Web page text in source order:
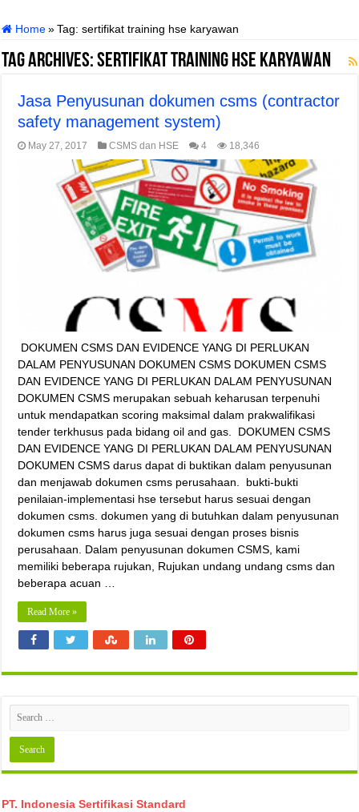
Home » Tag:sertifikat training hse karyawan
Tag Archives:sertifikat training hse karyawan
Jasa Penyusunan dokumen csms (contractor
safety management system)
May 27, 2017 CSMS dan HSE 4 18,346
DOKUMEN CSMS DAN EVIDENCE YANG DI PERLUKAN
DALAM PENYUSUNAN DOKUMEN CSMS DOKUMEN CSMS
DAN EVIDENCE YANG DI PERLUKAN DALAM PENYUSUNAN
DOKUMEN CSMS merupakan sebuah keharusan terpenuhi
untuk mendapatkan scoring maksimal dalam prakwalifikasi
tender terkhusus pada bidang oil and gas. DOKUMEN CSMS
DAN EVIDENCE YANG DI PERLUKAN DALAM PENYUSUNAN
DOKUMEN CSMS darus dapat di buktikan dalam penyusunan
dan menjawab dokumen csms perusahaan. bukti-bukti
penilaian-implementasi hse tersebut harus sesuai dengan
dokumen csms. dokumen yang di butuhkan dalam penyusunan
dokumen csms harus juga sesuai dengan proses bisnis
perusahaan. Dalam penyusunan dokumen CSMS, kami
memiliki beberapa rujukan, Rujukan undang undang csms dan
beberapa acuan …
Read More »
PT. Indonesia Sertifikasi Standard